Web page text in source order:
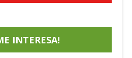
INTERESA!